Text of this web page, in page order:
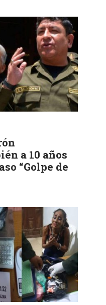
a 10 años
“Golpe de